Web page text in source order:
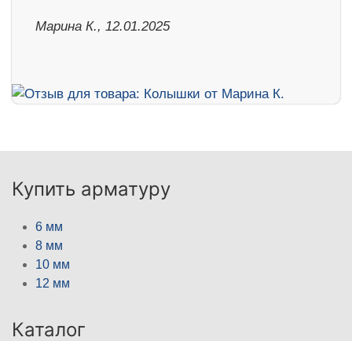
Марина К., 12.01.2025
Купить арматуру
6 мм
8 мм
10 мм
12 мм
Каталог